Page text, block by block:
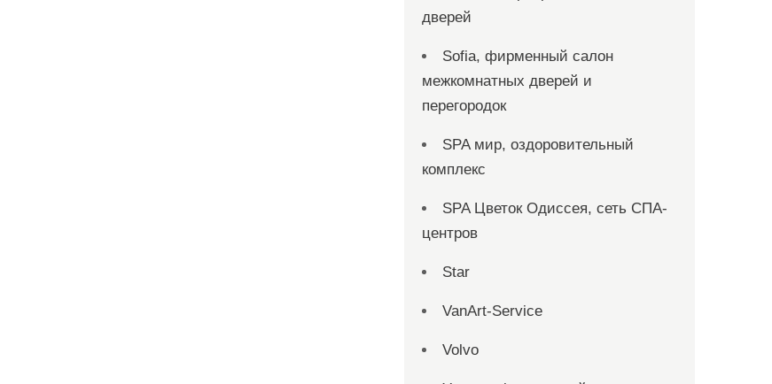
дверей
Sofia, фирменный салон
межкомнатных дверей и
перегородок
SPA мир, оздоровительный
комплекс
SPA Цветок Одиссея, сеть СПА-
центров
Star
VanArt-Service
Volvo